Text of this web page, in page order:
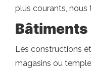
plus courants, nous
Bâtiments
Les constructions
magasins ou